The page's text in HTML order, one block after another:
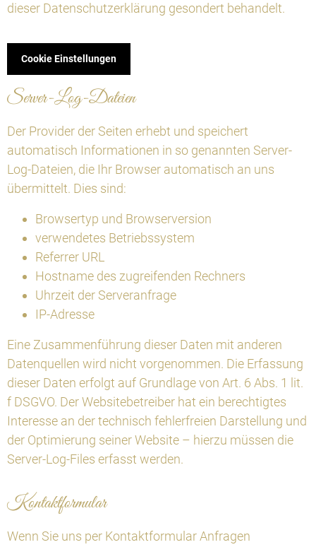
dieser Datenschutzerklärung gesondert behandelt.
Cookie Einstellungen
Server-Log-Dateien
Der Provider der Seiten erhebt und speichert
automatisch Informationen in so genannten Server-
Log-Dateien, die Ihr Browser automatisch an uns
übermittelt. Dies sind:
Browsertyp und Browserversion
verwendetes Betriebssystem
Referrer URL
Hostname des zugreifenden Rechners
Uhrzeit der Serveranfrage
IP-Adresse
Eine Zusammenführung dieser Daten mit anderen
Datenquellen wird nicht vorgenommen. Die Erfassung
dieser Daten erfolgt auf Grundlage von Art. 6 Abs. 1 lit.
f DSGVO. Der Websitebetreiber hat ein berechtigtes
Interesse an der technisch fehlerfreien Darstellung und
der Optimierung seiner Website – hierzu müssen die
Server-Log-Files erfasst werden.
Kontaktformular
Wenn Sie uns per Kontaktformular Anfragen